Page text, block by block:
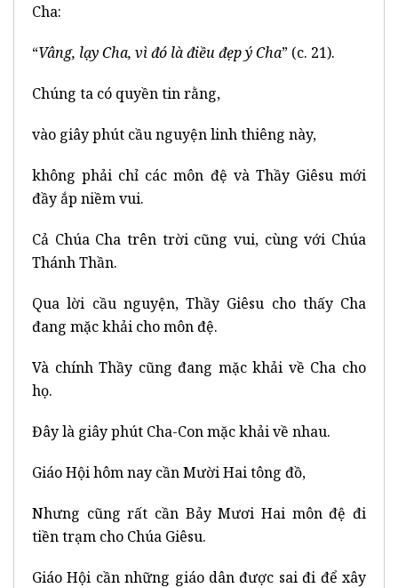
Cha:
“Vâng, lạy Cha, vì đó là điều đẹp ý Cha” (c. 21).
Chúng ta có quyền tin rằng,
vào giây phút cầu nguyện linh thiêng này,
không phải chỉ các môn đệ và Thầy Giêsu mới
đầy ắp niềm vui.
Cả Chúa Cha trên trời cũng vui, cùng với Chúa
Thánh Thần.
Qua lời cầu nguyện, Thầy Giêsu cho thấy Cha
đang mặc khải cho môn đệ.
Và chính Thầy cũng đang mặc khải về Cha cho
họ.
Đây là giây phút Cha-Con mặc khải về nhau.
Giáo Hội hôm nay cần Mười Hai tông đồ,
Nhưng cũng rất cần Bảy Mươi Hai môn đệ đi
tiền trạm cho Chúa Giêsu.
Giáo Hội cần những giáo dân được sai đi để xây